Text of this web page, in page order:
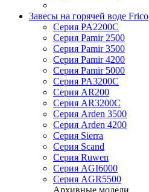
Завесы на горячей воде Frico
Серия PA2200C
Серия Pamir 2500
Серия Pamir 3500
Серия Pamir 4200
Серия Pamir 5000
Серия PA3200C
Серия AR200
Серия AR3200C
Серия Arden 3500
Серия Arden 4200
Серия Sierra
Серия Scand
Серия Ruwen
Серия AGI6000
Серия AGR5500
Архивные модели